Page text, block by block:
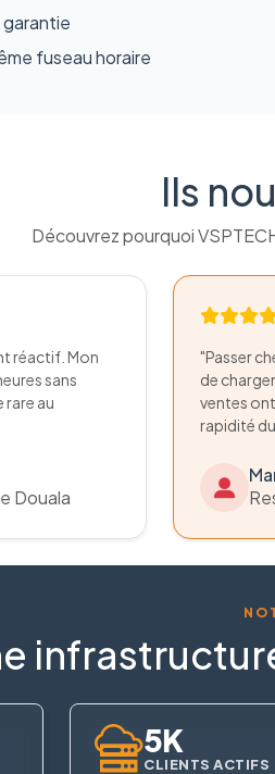
fuseau horaire
Ils
Découvrez pourquoi
réactif. Mon
sans
rare au
Douala
"Passer
de
ventes
rapidité
5K
CLIENTS ACTIFS